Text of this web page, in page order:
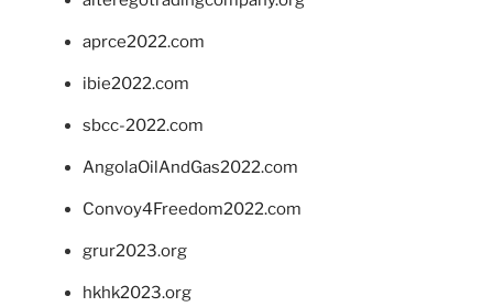
aprce2022.com
ibie2022.com
sbcc-2022.com
AngolaOilAndGas2022.com
Convoy4Freedom2022.com
grur2023.org
hkhk2023.org